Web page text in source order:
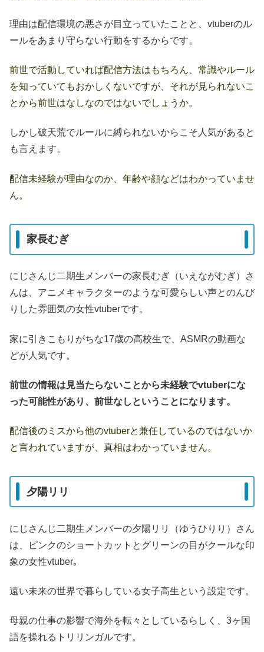
理由は配信環境の悪さが目立っていたことと、vtuberのル
ールをあまり守らない行動をするからです。
前世で活動していれば配信方法はもちろん、常識やルール
を知っていてもおかしくないですが、それが見られないこ
とから前世はなしなのではないでしょうか。
しかし破天荒でルールに縛られないからこそ人気があると
も言えます。
配信未経験が理由なのか、年齢や顔などはわかっていませ
ん。
家長むぎ
にじさんじ二期生メンバーの家長むぎ（いえながむぎ）さ
んは、アニメキャラクターのような可愛らしい声とのんび
りした雰囲気の女性vtuberです。
家に引きこもりがちな17歳の高校生で、ASMRの動画な
どが人気です。
前世の情報は見当たらないことから未経験でvtuberにな
った可能性があり、前世なしということになります。
配信後のミスから他のvtuberと兼任しているのではないか
と言われていますが、真相はわかっていません。
夕陽リリ
にじさんじ二期生メンバーの夕陽リリ（ゆうひりり）さん
は、ピンクのショートカットとグリーンの目がクールな印
象の女性vtuber｡
遠い未来の世界で暮らしている女子高生という設定です。
母親の仕事の影響で海外を転々としているらしく、3ヶ国
語を操れるトリリンガルです。